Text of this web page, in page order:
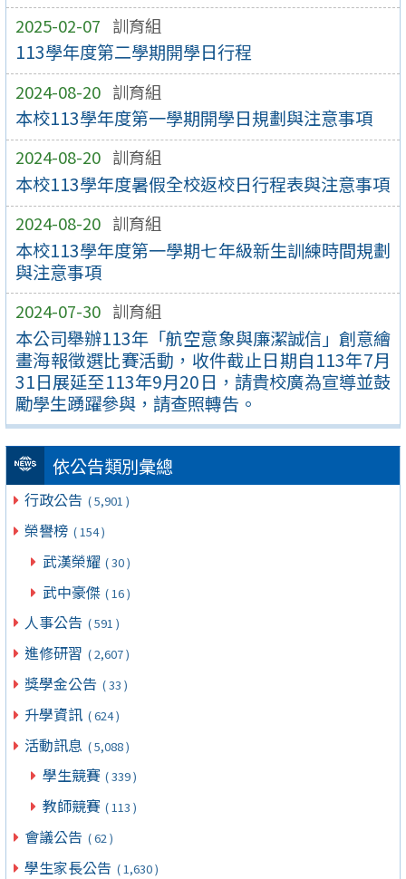
2025-02-07 訓育組
113學年度第二學期開學日行程
2024-08-20 訓育組
本校113學年度第一學期開學日規劃與注意事項
2024-08-20 訓育組
本校113學年度暑假全校返校日行程表與注意事項
2024-08-20 訓育組
本校113學年度第一學期七年級新生訓練時間規劃
與注意事項
2024-07-30 訓育組
本公司舉辦113年「航空意象與廉潔誠信」創意繪
畫海報徵選比賽活動，收件截止日期自113年7月
31日展延至113年9月20日，請貴校廣為宣導並鼓
勵學生踴躍參與，請查照轉告。
依公告類別彙總
行政公告 ( 5,901 )
榮譽榜 ( 154 )
武漢榮耀 ( 30 )
武中豪傑 ( 16 )
人事公告 ( 591 )
進修研習 ( 2,607 )
獎學金公告 ( 33 )
升學資訊 ( 624 )
活動訊息 ( 5,088 )
學生競賽 ( 339 )
教師競賽 ( 113 )
會議公告 ( 62 )
學生家長公告 ( 1,630 )